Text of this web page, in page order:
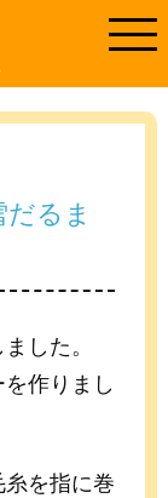
るま
した。
作りまし
を指に巻